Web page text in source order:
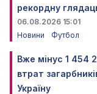
рекордну
06.08.2026 15:01
Новини
Футбол
Вже мінус 1 454
втрат
Україну